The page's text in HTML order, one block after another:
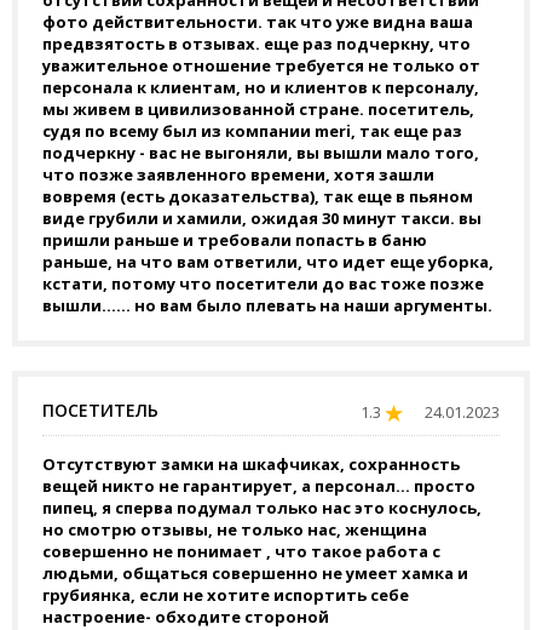
фото действительности. так что уже видна ваша
предвзятость в отзывах. еще раз подчеркну, что
уважительное отношение требуется не только от
персонала к клиентам, но и клиентов к персоналу,
мы живем в цивилизованной стране. посетитель,
судя по всему был из компании meri, так еще раз
подчеркну - вас не выгоняли, вы вышли мало того,
что позже заявленного времени, хотя зашли
вовремя (есть доказательства), так еще в пьяном
виде грубили и хамили, ожидая 30 минут такси. вы
пришли раньше и требовали попасть в баню
раньше, на что вам ответили, что идет еще уборка,
кстати, потому что посетители до вас тоже позже
вышли...... но вам было плевать на наши аргументы.
ПОСЕТИТЕЛЬ 1.3 24.01.2023
Отсутствуют замки на шкафчиках, сохранность
вещей никто не гарантирует, а персонал… просто
пипец, я сперва подумал только нас это коснулось,
но смотрю отзывы, не только нас, женщина
совершенно не понимает , что такое работа с
людьми, общаться совершенно не умеет хамка и
грубиянка, если не хотите испортить себе
настроение- обходите стороной